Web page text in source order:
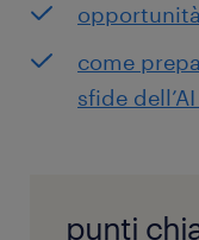
come
sfide
punti